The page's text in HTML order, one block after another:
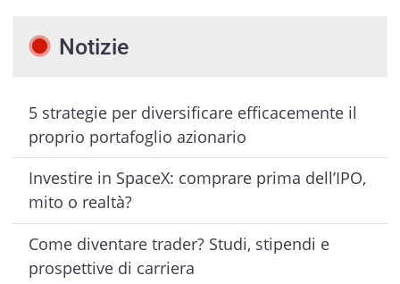
Notizie
5 strategie per diversificare efficacemente il
proprio portafoglio azionario
Investire in SpaceX: comprare prima dell’IPO,
mito o realtà?
Come diventare trader? Studi, stipendi e
prospettive di carriera